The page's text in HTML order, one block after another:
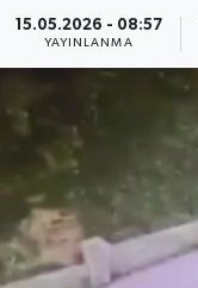
15.05.2026 - 08:57
YAYINLANMA
Haber Arşivi